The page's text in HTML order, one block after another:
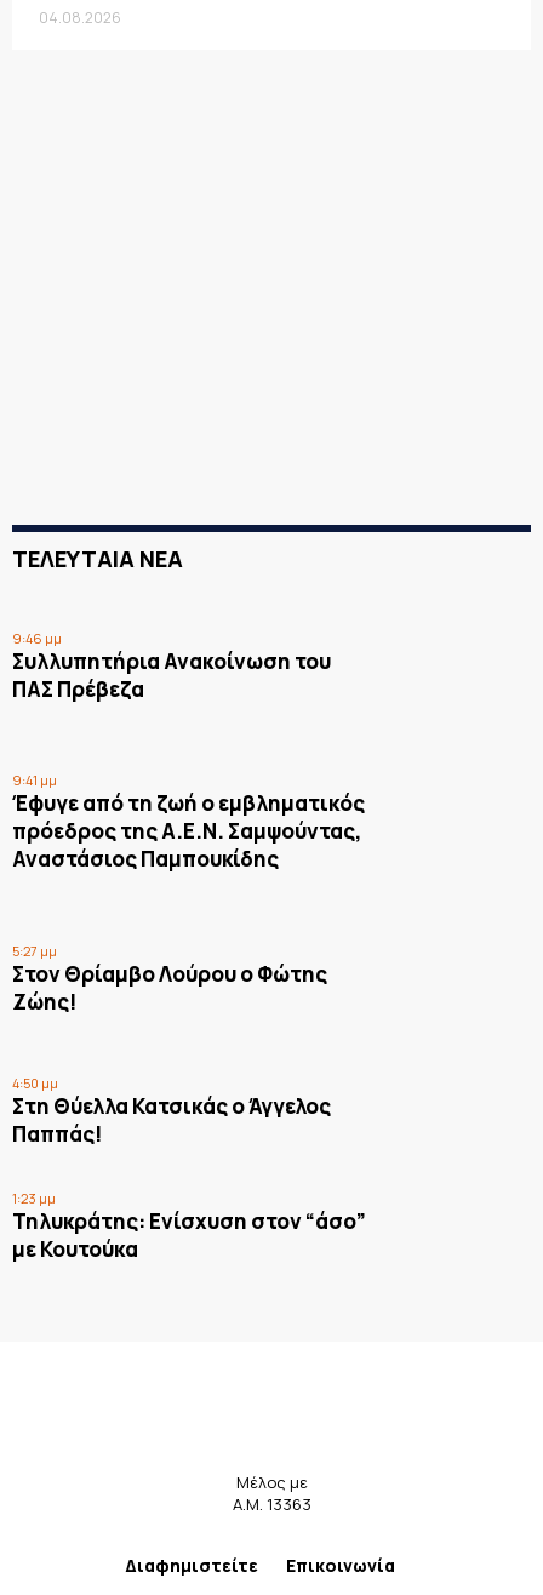
04.08.2026
ΤΕΛΕΥΤΑΙΑ ΝΕΑ
9:46 μμ
Συλλυπητήρια Ανακοίνωση του
ΠΑΣ Πρέβεζα
9:41 μμ
Έφυγε από τη ζωή ο εμβληματικός
πρόεδρος της Α.Ε.Ν. Σαμψούντας,
Αναστάσιος Παμπουκίδης
5:27 μμ
Στον Θρίαμβο Λούρου ο Φώτης
Ζώης!
4:50 μμ
Στη Θύελλα Κατσικάς ο Άγγελος
Παππάς!
1:23 μμ
Τηλυκράτης: Ενίσχυση στον “άσο”
με Κουτούκα
Μέλος με
Α.Μ. 13363
Διαφημιστείτε Επικοινωνία